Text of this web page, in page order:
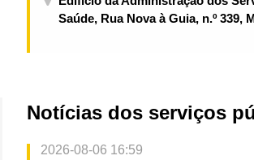
Saúde, Rua Nova à Guia, n.º 339,
Notícias dos serviços
2026-08-06 16:59